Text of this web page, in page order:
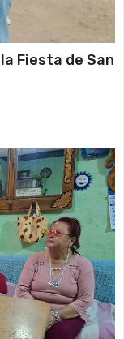
Fiesta de San